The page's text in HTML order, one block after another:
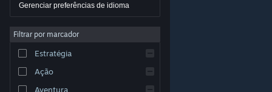
© Valve Corporation. Todos os direitos reservados.
respectivos donos nos EUA e em outros países.
Acessibilidade
Reembolsos|Cookies
Gerenciar preferências de idioma
Filtrar por marcador
Estratégia
Ação
Aventura